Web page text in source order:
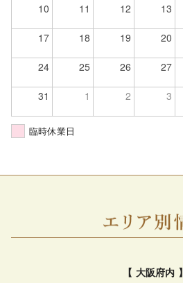
10 11 12 13
17 18 19 20
24 25 26 27
31 1 2 3
臨時休業日
【 大阪府内 】